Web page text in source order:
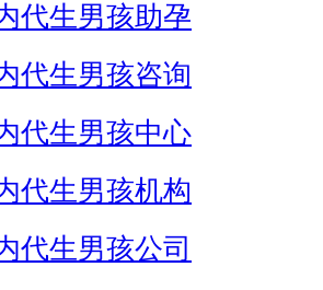
代生男孩助孕
代生男孩咨询
代生男孩中心
代生男孩机构
代生男孩公司